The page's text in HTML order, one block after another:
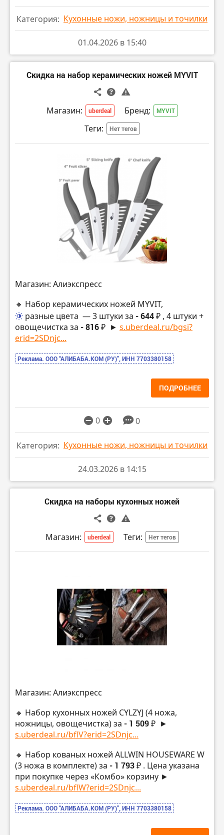
Категория: Кухонные ножи, ножницы и точилки
01.04.2026 в 15:40
Скидка на набор керамических ножей MYVIT
Магазин: uberdeal Бренд: MYVIT
Теги: Нет тегов
Магазин: Алиэкспресс
🔸 Набор керамических ножей MYVIT,
разные цвета — 3 штуки за - 644 ₽ , 4 штуки +
овощечистка за - 816 ₽ ► s.uberdeal.ru/bgsi?
erid=2SDnjc...
Реклама. ООО “АЛИБАБА.КОМ (РУ)”, ИНН 7703380158
ПОДРОБНЕЕ
0 0
Категория: Кухонные ножи, ножницы и точилки
24.03.2026 в 14:15
Скидка на наборы кухонных ножей
Магазин: uberdeal Теги: Нет тегов
Магазин: Алиэкспресс
🔸 Набор кухонных ножей CYLZYJ (4 ножа,
ножницы, овощечистка) за - 1 509 ₽ ►
s.uberdeal.ru/bflV?erid=2SDnjc...
🔸 Набор кованых ножей ALLWIN HOUSEWARE W
(3 ножа в комплекте) за - 1 793 ₽ . Цена указана
при покупке через «Комбо» корзину ►
s.uberdeal.ru/bflW?erid=2SDnjc...
Реклама. ООО “АЛИБАБА.КОМ (РУ)”, ИНН 7703380158